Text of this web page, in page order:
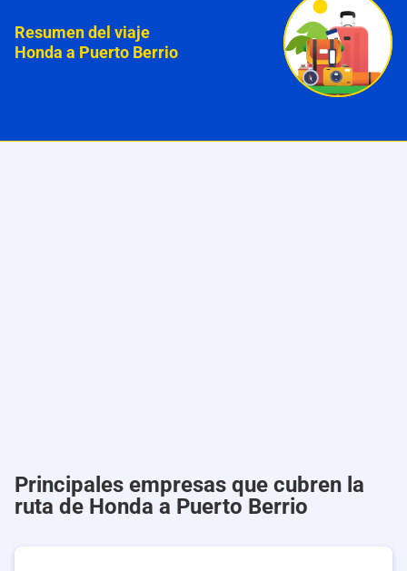
Resumen del viaje
Honda a Puerto Berrio
Principales empresas que cubren la
ruta de Honda a Puerto Berrio